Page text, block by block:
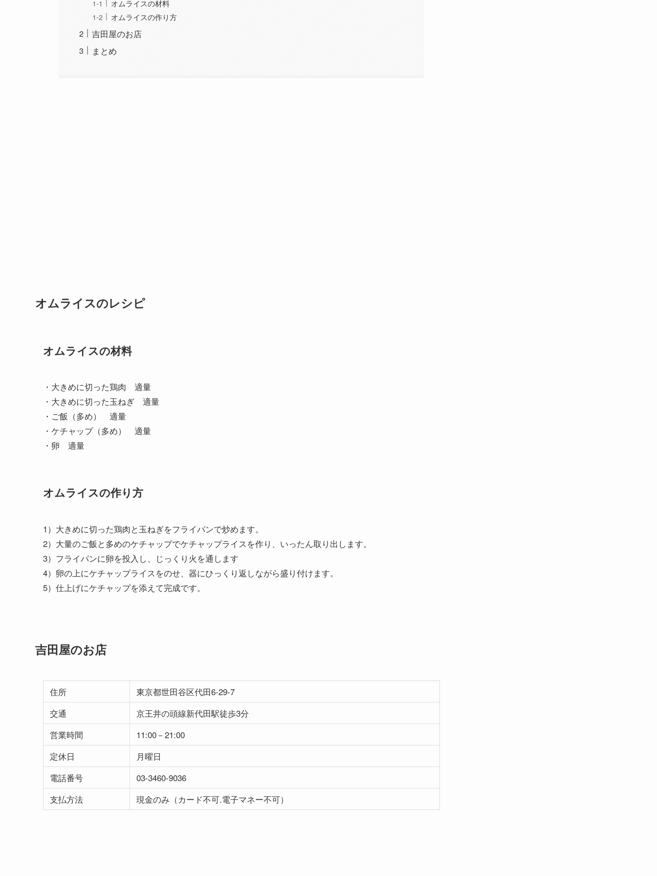
オムライスの材料
オムライスの作り方
吉田屋のお店
まとめ
オムライスのレシピ
オムライスの材料
・大きめに切った鶏肉 適量
・大きめに切った玉ねぎ 適量
・ご飯（多め） 適量
・ケチャップ（多め） 適量
・卵 適量
オムライスの作り方
1）大きめに切った鶏肉と玉ねぎをフライパンで炒めます。
2）大量のご飯と多めのケチャップでケチャップライスを作り、いったん取り出します。
3）フライパンに卵を投入し、じっくり火を通します
4）卵の上にケチャップライスをのせ、器にひっくり返しながら盛り付けます。
5）仕上げにケチャップを添えて完成です。
吉田屋のお店
住所
東京都世田谷区代田6-29-7
交通
京王井の頭線新代田駅徒歩3分
営業時間
11:00－21:00
定休日
月曜日
電話番号
03-3460-9036
支払方法
現金のみ（カード不可.電子マネー不可）